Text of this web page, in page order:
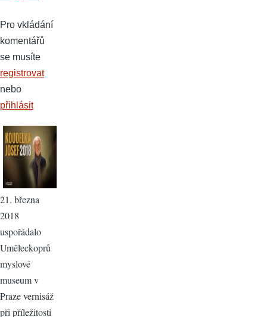
Pro vkládání
komentářů
se musíte
registrovat
nebo
přihlásit
21. března
2018
uspořádalo
Uměleckoprů
myslové
museum v
Praze vernisáž
při příležitosti